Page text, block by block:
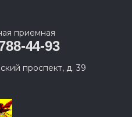
приемная
44-93
проспект, д. 39